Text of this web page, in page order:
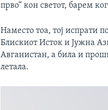
прво“ кон светот, барем
Наместо тоа, тој испрати
Блискиот Исток и Јужна
Авганистан, а била и
летала.